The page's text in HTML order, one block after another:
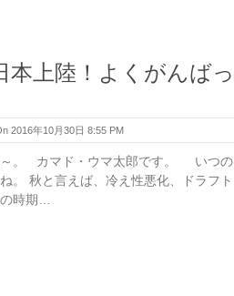
本上陸！よくがんばっ
2016年10月30日 8:55 PM
～。 カマド・ウマ太郎です。 いつの
。 秋と言えば、冷え性悪化、ドラフト
時期…